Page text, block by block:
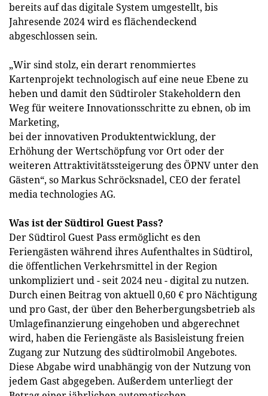
bereits auf das digitale System umgestellt, bis
Jahresende 2024 wird es flächendeckend
abgeschlossen sein.
„Wir sind stolz, ein derart renommiertes
Kartenprojekt technologisch auf eine neue Ebene zu
heben und damit den Südtiroler Stakeholdern den
Weg für weitere Innovationsschritte zu ebnen, ob im
Marketing,
bei der innovativen Produktentwicklung, der
Erhöhung der Wertschöpfung vor Ort oder der
weiteren Attraktivitätssteigerung des ÖPNV unter den
Gästen“, so Markus Schröcksnadel, CEO der feratel
media technologies AG.
Was ist der Südtirol Guest Pass?
Der Südtirol Guest Pass ermöglicht es den
Feriengästen während ihres Aufenthaltes in Südtirol,
die öffentlichen Verkehrsmittel in der Region
unkompliziert und - seit 2024 neu - digital zu nutzen.
Durch einen Beitrag von aktuell 0,60 € pro Nächtigung
und pro Gast, der über den Beherbergungsbetrieb als
Umlagefinanzierung eingehoben und abgerechnet
wird, haben die Feriengäste als Basisleistung freien
Zugang zur Nutzung des südtirolmobil Angebotes.
Diese Abgabe wird unabhängig von der Nutzung von
jedem Gast abgegeben. Außerdem unterliegt der